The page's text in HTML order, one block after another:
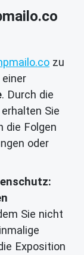
zu
. Durch die
erhalten Sie
die Folgen
oder
Sie nicht
Exposition